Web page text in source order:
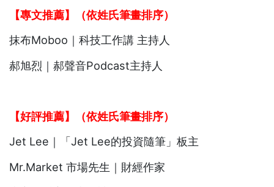
【專文推薦】（依姓氏筆畫排序）
抹布Moboo｜科技工作講 主持人
郝旭烈｜郝聲音Podcast主持人
【好評推薦】（依姓氏筆畫排序）
Jet Lee｜「Jet Lee的投資隨筆」板主
Mr.Market 市場先生｜財經作家